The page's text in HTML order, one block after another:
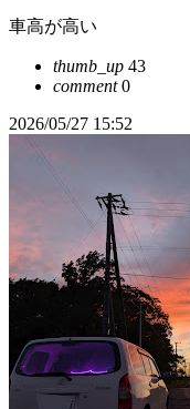
車高が高い
thumb_up 43
comment0
2026/05/27 15:52